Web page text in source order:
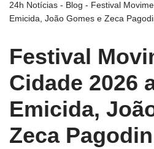
24h Notícias - Blog - Festival
Emicida, João Gomes e Zeca
Festival
Cidade 2026
Emicida,
Zeca